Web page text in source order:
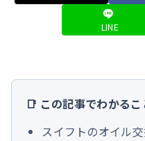
LINE
📑 この記事でわかるこ
スイフトのオイル